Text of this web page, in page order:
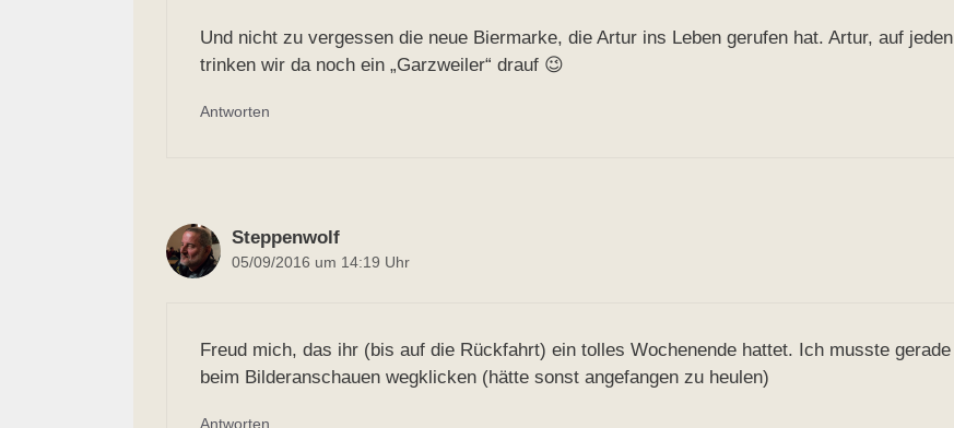
Und nicht zu vergessen die neue Biermarke, die Artur ins Leben gerufen hat. Artur, auf jeden
trinken wir da noch ein „Garzweiler“ drauf 😉
Antworten
Steppenwolf
05/09/2016 um 14:19 Uhr
Freud mich, das ihr (bis auf die Rückfahrt) ein tolles Wochenende hattet. Ich musste gerade
beim Bilderanschauen wegklicken (hätte sonst angefangen zu heulen)
Antworten